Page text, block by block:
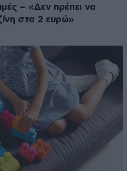
– «Δεν πρέπει να
στα 2 ευρώ»